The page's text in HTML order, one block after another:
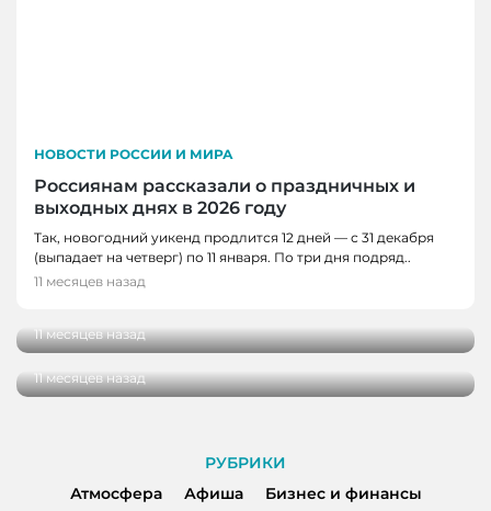
НОВОСТИ РОССИИ И МИРА
Россиянам рассказали о праздничных и
выходных днях в 2026 году
Так, новогодний уикенд продлится 12 дней — с 31 декабря
(выпадает на четверг) по 11 января. По три дня подряд..
11 месяцев назад
НОВОСТИ РОССИИ И МИРА
Памятник Феликсу Дзержинскому открыли
11 месяцев назад
АТМОСФЕРА, НОВОСТИ РОССИИ И МИРА
создать в России
11 месяцев назад
РУБРИКИ
Атмосфера
Афиша
Бизнес и финансы